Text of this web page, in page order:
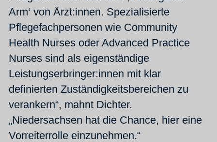
Arm‘ von Ärzt:innen. Spezialisierte
Pflegefachpersonen wie Community
Health Nurses oder Advanced Practice
Nurses sind als eigenständige
Leistungserbringer:innen mit klar
definierten Zuständigkeitsbereichen zu
verankern“, mahnt Dichter.
„Niedersachsen hat die Chance, hier eine
Vorreiterrolle einzunehmen.“